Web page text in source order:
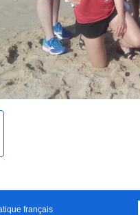
français